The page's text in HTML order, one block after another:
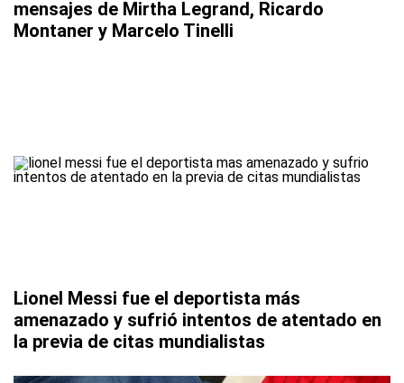
mensajes de Mirtha Legrand, Ricardo
Montaner y Marcelo Tinelli
Lionel Messi fue el deportista más
amenazado y sufrió intentos de atentado en
la previa de citas mundialistas